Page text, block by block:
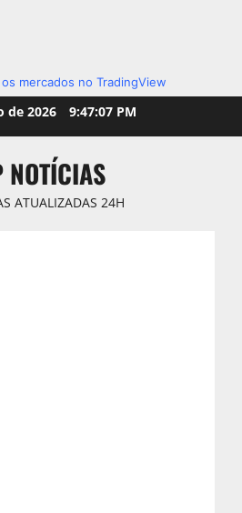
mercados no TradingView
de 2026 9:47:08 PM
NOTÍCIAS
ATUALIZADAS 24H